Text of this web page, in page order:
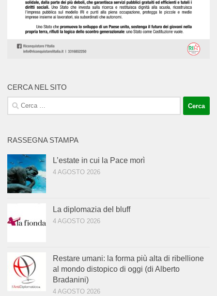
CERCA NEL SITO
Ricerca
per:
RASSEGNA STAMPA
L’estate in cui la Pace morì
4 AGOSTO 2026
La diplomazia del bluff
4 AGOSTO 2026
Restare umani: la forma più alta di ribellione
al mondo distopico di oggi (di Alberto
Bradanini)
4 AGOSTO 2026